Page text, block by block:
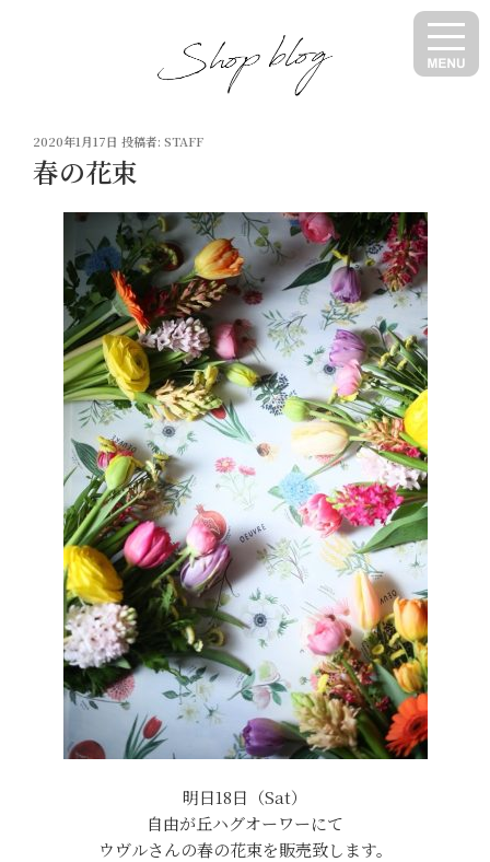
投
稿
日:
2020年1月17日 投稿者: STAFF
春の花束
明日18日（Sat）
自由が丘ハグオーワーにて
ウヴルさんの春の花束を販売致します。